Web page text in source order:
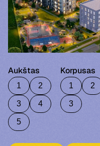
Aukštas
1 2
3 4
5
Korpusas
1 2
3